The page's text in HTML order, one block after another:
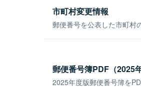
市町村変更情報
郵便番号を公表した市町村
郵便番号簿PDF（2025
2025年度版郵便番号簿を